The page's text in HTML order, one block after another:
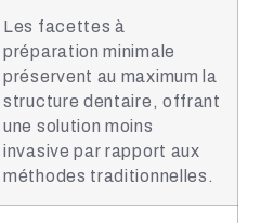
Les facettes à
préparation minimale
préservent au maximum la
structure dentaire, offrant
une solution moins
invasive par rapport aux
méthodes traditionnelles.